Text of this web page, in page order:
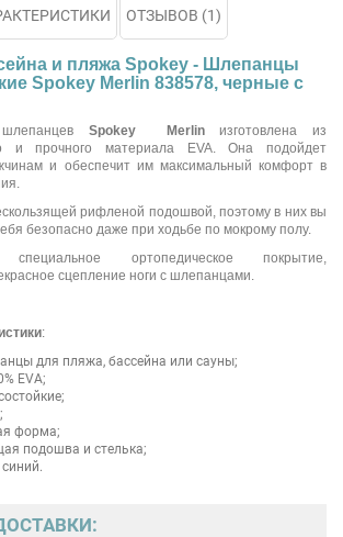
ОТЗЫВОВ (1)
и пляжа Spokey - Шлепанцы
Spokey Merlin 838578, черные с
Spokey Merlinизготовлена из
и прочного материала EVA. Она подойдет
и обеспечит им максимальный комфорт в
рифленой подошвой, поэтому в них вы
безопасно даже при ходьбе по мокрому полу.
ортопедическое покрытие,
сцепление ноги с шлепанцами.
:
для пляжа, бассейна или сауны;
EVA;
форма;
подошва и стелька;